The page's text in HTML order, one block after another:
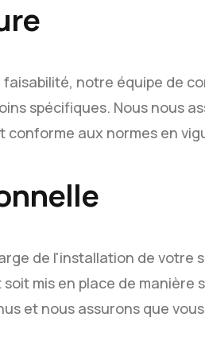
notre équipe de
spécifiques. Nous nous
aux normes en
de l'installation de votre
mis en place de manière
et nous assurons que